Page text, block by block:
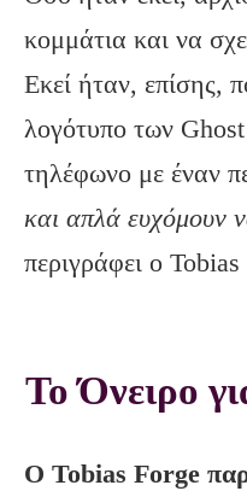
κομμάτια και να
Εκεί ήταν, επίσης,
λογότυπο των
τηλέφωνο με έναν
και απλά ευχόμουν
περιγράφει ο
To Όνειρο
Ο Tobias Forge